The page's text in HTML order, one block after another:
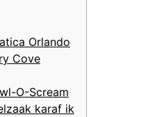
Orlando
Cove
O-Scream
karaf ik